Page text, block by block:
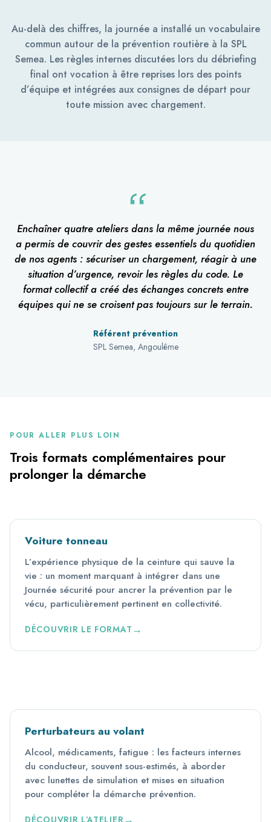
Au-delà des chiffres, la journée a installé un vocabulaire
commun autour de la prévention routière à la SPL
Semea. Les règles internes discutées lors du débriefing
final ont vocation à être reprises lors des points
d’équipe et intégrées aux consignes de départ pour
toute mission avec chargement.
Enchaîner quatre ateliers dans la même journée nous
a permis de couvrir des gestes essentiels du quotidien
de nos agents : sécuriser un chargement, réagir à une
situation d’urgence, revoir les règles du code. Le
format collectif a créé des échanges concrets entre
équipes qui ne se croisent pas toujours sur le terrain.
Référent prévention
SPL Semea, Angoulême
POUR ALLER PLUS LOIN
Trois formats complémentaires pour
prolonger la démarche
Voiture tonneau
L’expérience physique de la ceinture qui sauve la
vie : un moment marquant à intégrer dans une
Journée sécurité pour ancrer la prévention par le
vécu, particulièrement pertinent en collectivité.
DÉCOUVRIR LE FORMAT
Perturbateurs au volant
Alcool, médicaments, fatigue : les facteurs internes
du conducteur, souvent sous-estimés, à aborder
avec lunettes de simulation et mises en situation
pour compléter la démarche prévention.
DÉCOUVRIR L’ATELIER